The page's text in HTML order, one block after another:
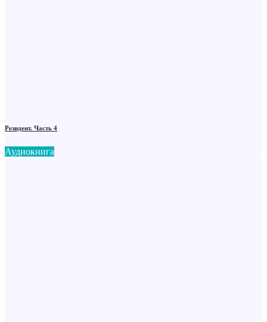
Резидент. Часть 4
Аудиокнига